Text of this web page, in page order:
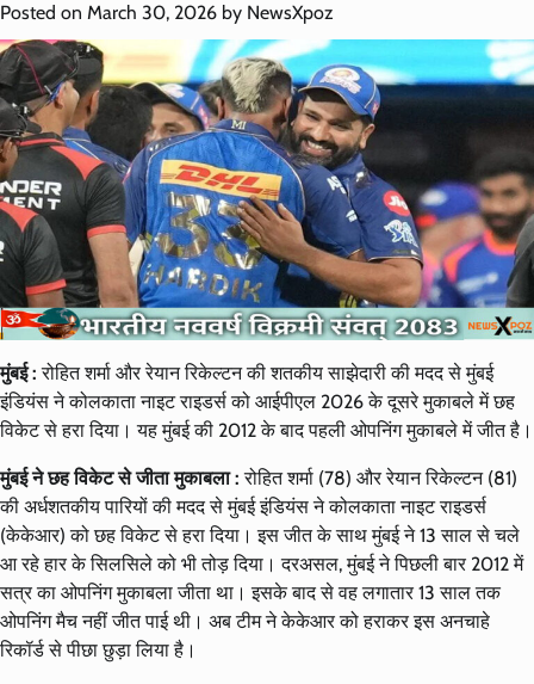
Posted on March 30, 2026 by NewsXpoz
मुंबई :रोहित शर्मा और रेयान रिकेल्टन की शतकीय साझेदारी की मदद से मुंबई
इंडियंस ने कोलकाता नाइट राइडर्स को आईपीएल 2026 के दूसरे मुकाबले में छह
विकेट से हरा दिया। यह मुंबई की 2012 के बाद पहली ओपनिंग मुकाबले में जीत है।
मुंबई ने छह विकेट से जीता मुकाबला : रोहित शर्मा (78) और रेयान रिकेल्टन (81)
की अर्धशतकीय पारियों की मदद से मुंबई इंडियंस ने कोलकाता नाइट राइडर्स
(केकेआर) को छह विकेट से हरा दिया। इस जीत के साथ मुंबई ने 13 साल से चले
आ रहे हार के सिलसिले को भी तोड़ दिया। दरअसल, मुंबई ने पिछली बार 2012 में
सत्र का ओपनिंग मुकाबला जीता था। इसके बाद से वह लगातार 13 साल तक
ओपनिंग मैच नहीं जीत पाई थी। अब टीम ने केकेआर को हराकर इस अनचाहे
रिकॉर्ड से पीछा छुड़ा लिया है।